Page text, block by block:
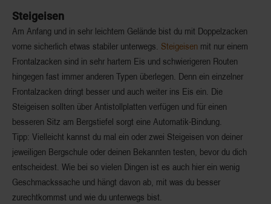
Steigeisen
Am Anfang und in sehr leichtem Gelände bist du mit Doppelzacken
vorne sicherlich etwas stabiler unterwegs. Steigeisen mit nur einem
Frontalzacken sind in sehr hartem Eis und schwierigeren Routen
hingegen fast immer anderen Typen überlegen. Denn ein einzelner
Frontalzacken dringt besser und auch weiter ins Eis ein. Die
Steigeisen sollten über Antistollplatten verfügen und für einen
besseren Sitz am Bergstiefel sorgt eine Automatik-Bindung.
Tipp: Vielleicht kannst du mal ein oder zwei Steigeisen von deiner
jeweiligen Bergschule oder deinen Bekannten testen, bevor du dich
entscheidest. Wie bei so vielen Dingen ist es auch hier ein wenig
Geschmackssache und hängt davon ab, mit was du besser
zurechtkommst und wie du unterwegs bist.